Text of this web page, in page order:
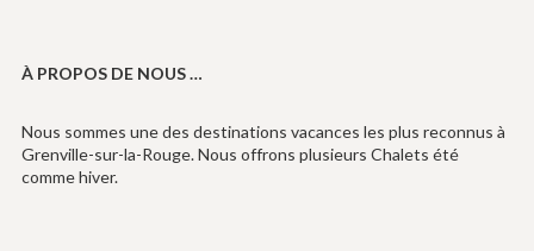
À PROPOS DE NOUS …
Nous sommes une des destinations vacances les plus reconnus à
Grenville-sur-la-Rouge. Nous offrons plusieurs Chalets été
comme hiver.